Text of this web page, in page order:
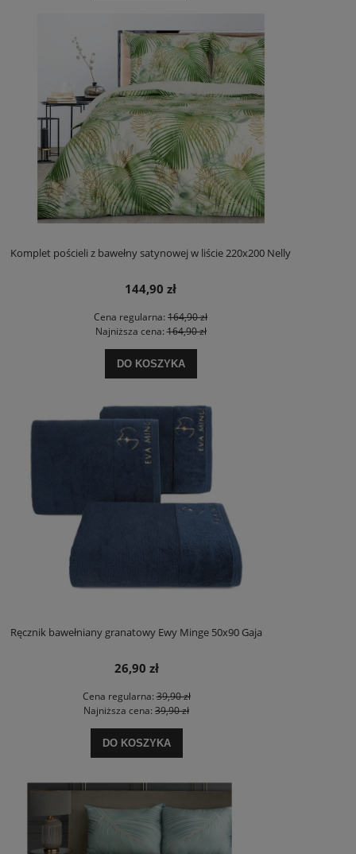
Komplet pościeli z bawełny satynowej w liście 220x200 Nelly
144,90 zł
Cena regularna: 164,90 zł
Najniższa cena:164,90 zł
DO KOSZYKA
Ręcznik bawełniany granatowy Ewy Minge 50x90 Gaja
26,90 zł
Cena regularna:39,90 zł
Najniższa cena: 39,90 zł
DO KOSZYKA